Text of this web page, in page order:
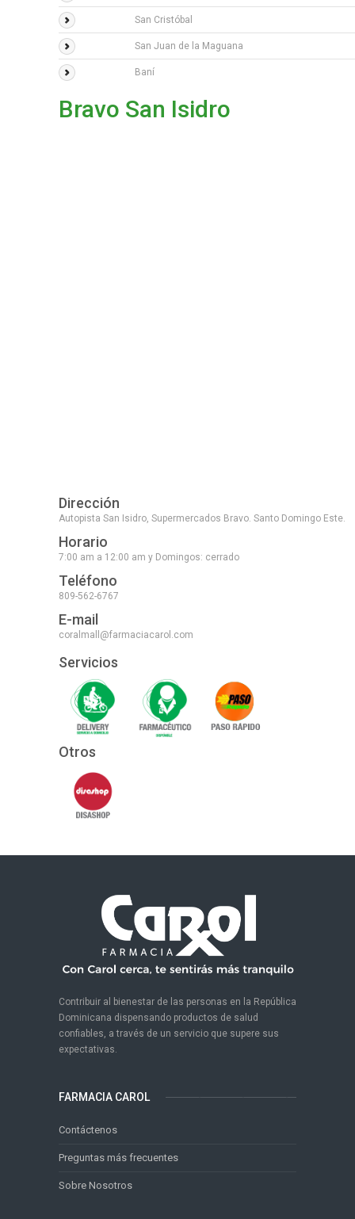
San Cristóbal
San Juan de la Maguana
Baní
Bravo San Isidro
Dirección
Autopista San Isidro, Supermercados Bravo. Santo Domingo Este.
Horario
7:00 am a 12:00 am y Domingos: cerrado
Teléfono
809-562-6767
E-mail
coralmall@farmaciacarol.com
Servicios
Otros
Contribuir al bienestar de las personas en la República
Dominicana dispensando productos de salud
confiables, a través de un servicio que supere sus
expectativas.
FARMACIA CAROL
Contáctenos
Preguntas más frecuentes
Sobre Nosotros